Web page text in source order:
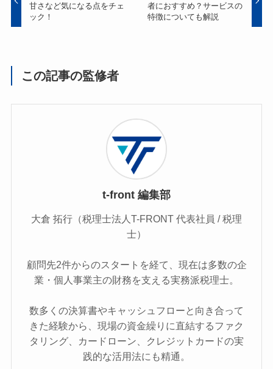
甘さなど気になる点をチェ
ック！
者におすすめ？サービスの
特徴についても解説
この記事の監修者
t-front 編集部
大倉 拓行（税理士法人T-FRONT 代表社員 / 税理
士）
顧問先2件からのスタートを経て、現在は多数の企
業・個人事業主の財務を支える実務派税理士。
数多くの決算書やキャッシュフローと向き合って
きた経験から、現場の資金繰りに直結するファク
タリング、カードローン、クレジットカードの実
践的な活用法にも精通。